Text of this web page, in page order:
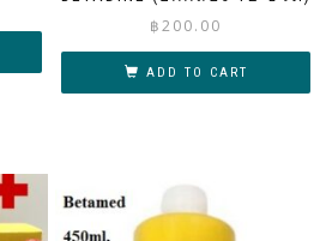
฿200.00
ADD TO CART